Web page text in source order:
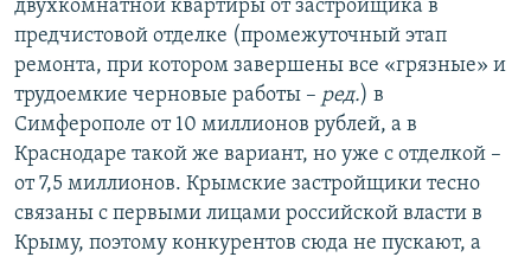
двухкомнатной квартиры от застройщика в
предчистовой отделке (промежуточный этап
ремонта, при котором завершены все «грязные» и
трудоемкие черновые работы – ред.) в
Симферополе от 10 миллионов рублей, а в
Краснодаре такой же вариант, но уже с отделкой –
от 7,5 миллионов. Крымские застройщики тесно
связаны с первыми лицами российской власти в
Крыму, поэтому конкурентов сюда не пускают, а